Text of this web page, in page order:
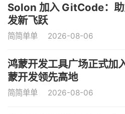
Solon 加入 GitCode：
发新飞跃
简简单单 2026-08-06
鸿蒙开发工具广场正式
蒙开发领先高地
简简单单 2026-08-06